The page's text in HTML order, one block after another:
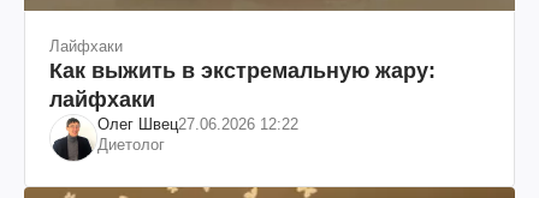
Лайфхаки
Как выжить в экстремальную жару:
лайфхаки
Олег Швец27.06.2026 12:22
Диетолог